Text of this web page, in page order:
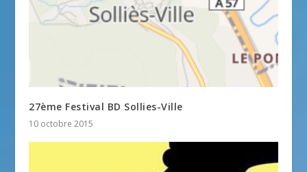
27ème Festival BD Sollies-Ville
10 octobre 2015